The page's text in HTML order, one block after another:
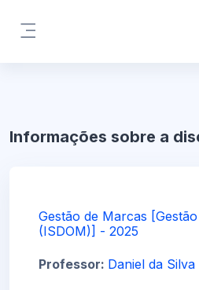
Informações sobre a
Gestão de Marcas
(ISDOM)] - 2025
Professor: Daniel da Silva